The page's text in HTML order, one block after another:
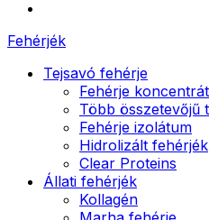
Fehérjék
Tejsavó fehérje
Fehérje
Több összetevőjű
Fehérje izolátum
Hidrolizált fehérjék
Clear Proteins
Állati fehérjék
Kollagén